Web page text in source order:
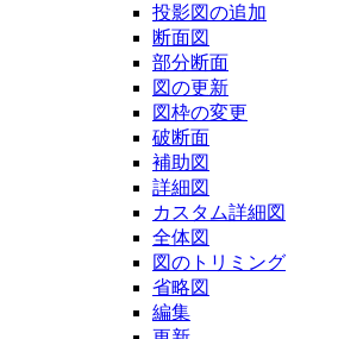
投影図の追加
断面図
部分断面
図の更新
図枠の変更
破断面
補助図
詳細図
カスタム詳細図
全体図
図のトリミング
省略図
編集